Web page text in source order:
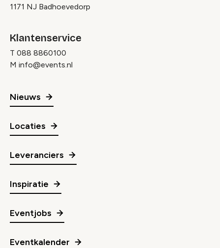
1171 NJ Badhoevedorp
Klantenservice
T 088 8860100
M info@events.nl
Nieuws
Locaties
Leveranciers
Inspiratie
Eventjobs
Eventkalender